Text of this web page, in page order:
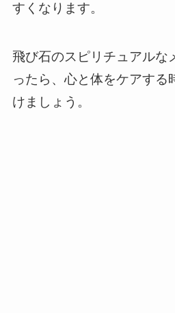
すくなります。
飛び石のスピリチュアルな
ったら、心と体をケアする
けましょう。